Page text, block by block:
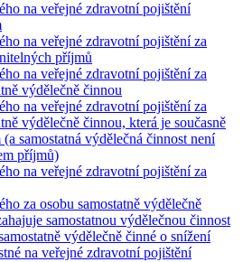
na veřejné zdravotní pojištění
na veřejné zdravotní pojištění za
příjmů
na veřejné zdravotní pojištění za
výdělečně činnou
na veřejné zdravotní pojištění za
výdělečně činnou, která je současně
(a samostatná výdělečná činnost není
příjmů)
na veřejné zdravotní pojištění za
za osobu samostatně výdělečně
samostatnou výdělečnou činnost
výdělečně činné o snížení
na veřejné zdravotní pojištění